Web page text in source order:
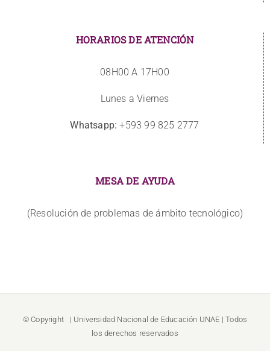
HORARIOS DE ATENCIÓN
08H00 A 17H00
Lunes a Viernes
Whatsapp: +593 99 825 2777
MESA DE AYUDA
(Resolución de problemas de ámbito tecnológico)
© Copyright | Universidad Nacional de Educación UNAE | Todos
los derechos reservados